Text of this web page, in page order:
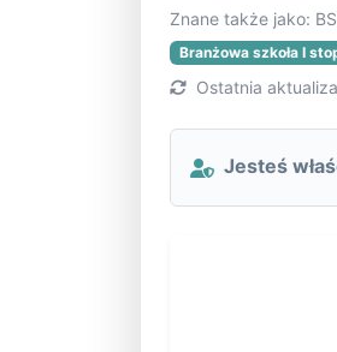
Znane także jako:
Branżowa szkoła I
Ostatnia
Jesteś